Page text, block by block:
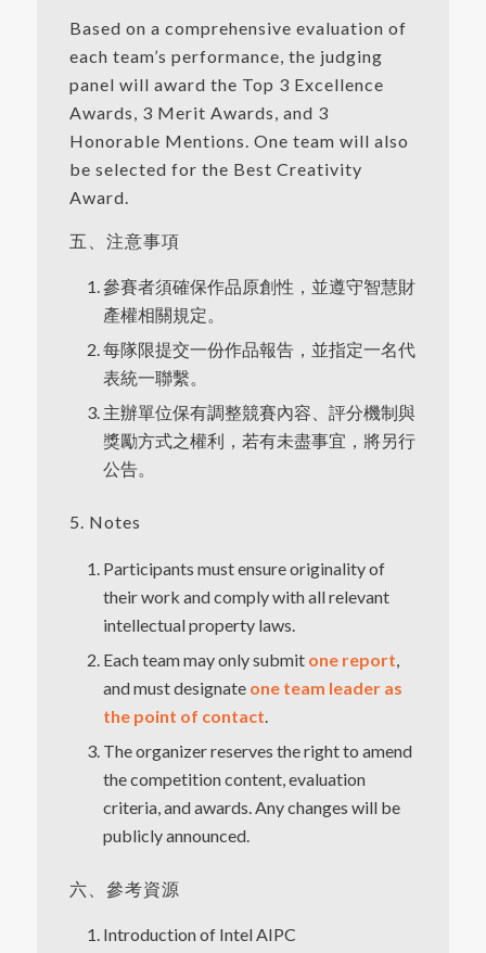
Based on a comprehensive evaluation of
each team’s performance, the judging
panel will award the Top 3 Excellence
Awards, 3 Merit Awards, and 3
Honorable Mentions. One team will also
be selected for the Best Creativity
Award.
五、注意事項
參賽者須確保作品原創性，並遵守智慧財
產權相關規定。
每隊限提交一份作品報告，並指定一名代
表統一聯繫。
主辦單位保有調整競賽內容、評分機制與
獎勵方式之權利，若有未盡事宜，將另行
公告。
5. Notes
Participants must ensure originality of
their work and comply with all relevant
intellectual property laws.
Each team may only submit one report,
and must designate one team leader as
the point of contact.
The organizer reserves the right to amend
the competition content, evaluation
criteria, and awards. Any changes will be
publicly announced.
六、參考資源
Introduction of Intel AIPC